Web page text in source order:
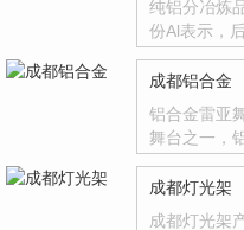
纯铝分冶炼
份Al表示，
成都铝合金
铝合金雷亚
舞台之一，
成都灯光架
成都灯光架